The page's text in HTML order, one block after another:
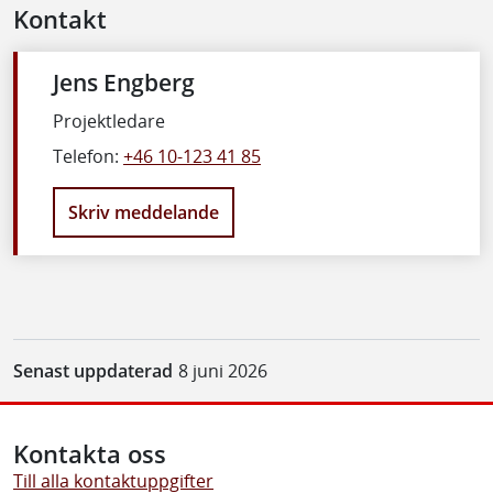
Kontakt
Jens Engberg
Projektledare
Telefon: +46 10-123 41 85
Skriv meddelande
Senast uppdaterad 8 juni 2026
Kontakta oss
Till alla kontaktuppgifter